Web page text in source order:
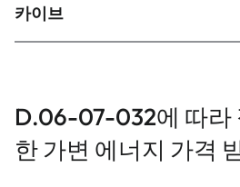
카이브
D.06-07-032에 따라
한 가변 에너지 가격